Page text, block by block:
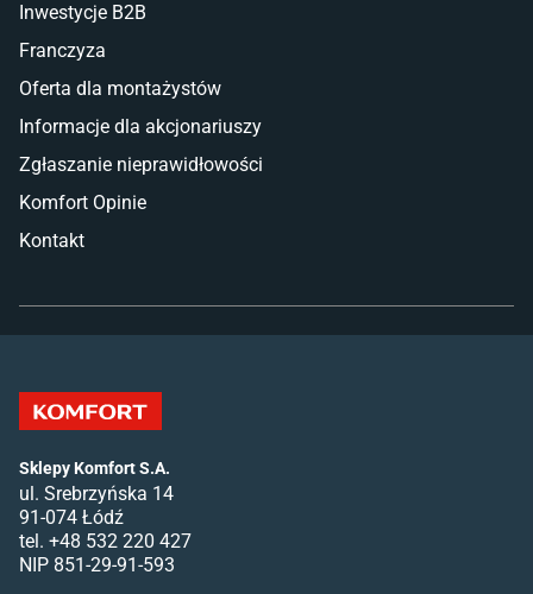
Inwestycje B2B
Franczyza
Oferta dla montażystów
Informacje dla akcjonariuszy
Zgłaszanie nieprawidłowości
Komfort Opinie
Kontakt
Sklepy Komfort S.A.
ul. Srebrzyńska 14
91-074 Łódź
tel. +48 532 220 427
NIP 851-29-91-593